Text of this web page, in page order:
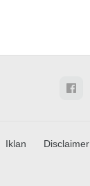
Iklan Disclaimer